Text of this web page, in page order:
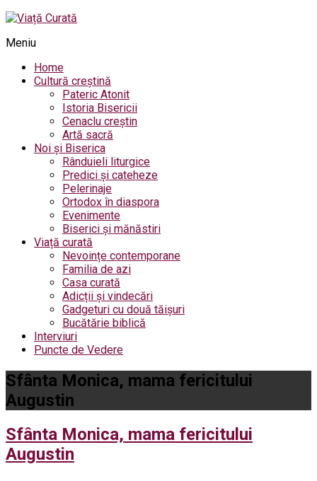
Meniu
Home
Cultură creștină
Pateric Atonit
Istoria Bisericii
Cenaclu creștin
Artă sacră
Noi și Biserica
Rânduieli liturgice
Predici și cateheze
Pelerinaje
Ortodox în diaspora
Evenimente
Biserici și mănăstiri
Viață curată
Nevoințe contemporane
Familia de azi
Casa curată
Adicții și vindecări
Gadgeturi cu două tăișuri
Bucătărie biblică
Interviuri
Puncte de Vedere
Sfânta Monica, mama fericitului
Augustin
Sfânta Monica, mama fericitului
Augustin